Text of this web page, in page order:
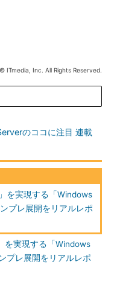
レースする、あるいは
の利用に備え、
にTPMは、Windows
が備える高度なセキュ
and Datacenter
SIer、IT出版社、中堅
テクニカルライター
を中心に、IT雑誌、
ITmedia, Inc. All Rights Reserved.
のココに注目 連載
を実現する「Windows
プレ展開をリアルレポ
を実現する「Windows
プレ展開をリアルレポ